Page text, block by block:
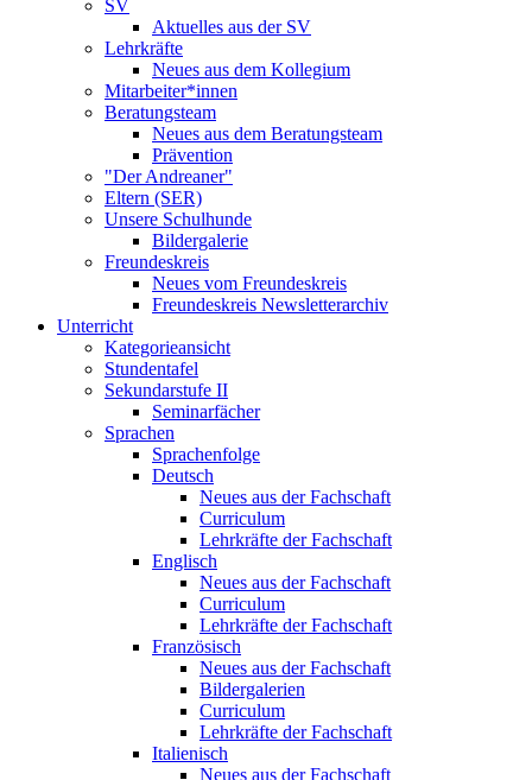
SV
Aktuelles aus der SV
Lehrkräfte
Neues aus dem Kollegium
Mitarbeiter*innen
Beratungsteam
Neues aus dem Beratungsteam
Prävention
"Der Andreaner"
Eltern (SER)
Unsere Schulhunde
Bildergalerie
Freundeskreis
Neues vom Freundeskreis
Freundeskreis Newsletterarchiv
Unterricht
Kategorieansicht
Stundentafel
Sekundarstufe II
Seminarfächer
Sprachen
Sprachenfolge
Deutsch
Neues aus der Fachschaft
Curriculum
Lehrkräfte der Fachschaft
Englisch
Neues aus der Fachschaft
Curriculum
Lehrkräfte der Fachschaft
Französisch
Neues aus der Fachschaft
Bildergalerien
Curriculum
Lehrkräfte der Fachschaft
Italienisch
Neues aus der Fachschaft